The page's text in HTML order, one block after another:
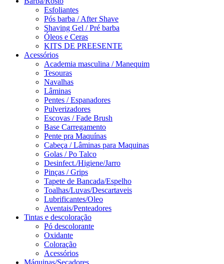
Esfoliantes
Pós barba / After Shave
Shaving Gel / Pré barba
Óleos e Ceras
KITS DE PREESENTE
Acessórios
Academia masculina / Manequim
Tesouras
Navalhas
Lâminas
Pentes / Espanadores
Pulverizadores
Escovas / Fade Brush
Base Carregamento
Pente pra Maquínas
Cabeça / Lâminas para Maquinas
Golas / Po Talco
Desinfect./Higiene/Jarro
Pinças / Grips
Tapete de Bancada/Espelho
Toalhas/Luvas/Descartaveis
Lubrificantes/Oleo
Aventais/Penteadores
Tintas e descoloração
Pó descolorante
Oxidante
Coloração
Acessórios
Máquinas/Secadores